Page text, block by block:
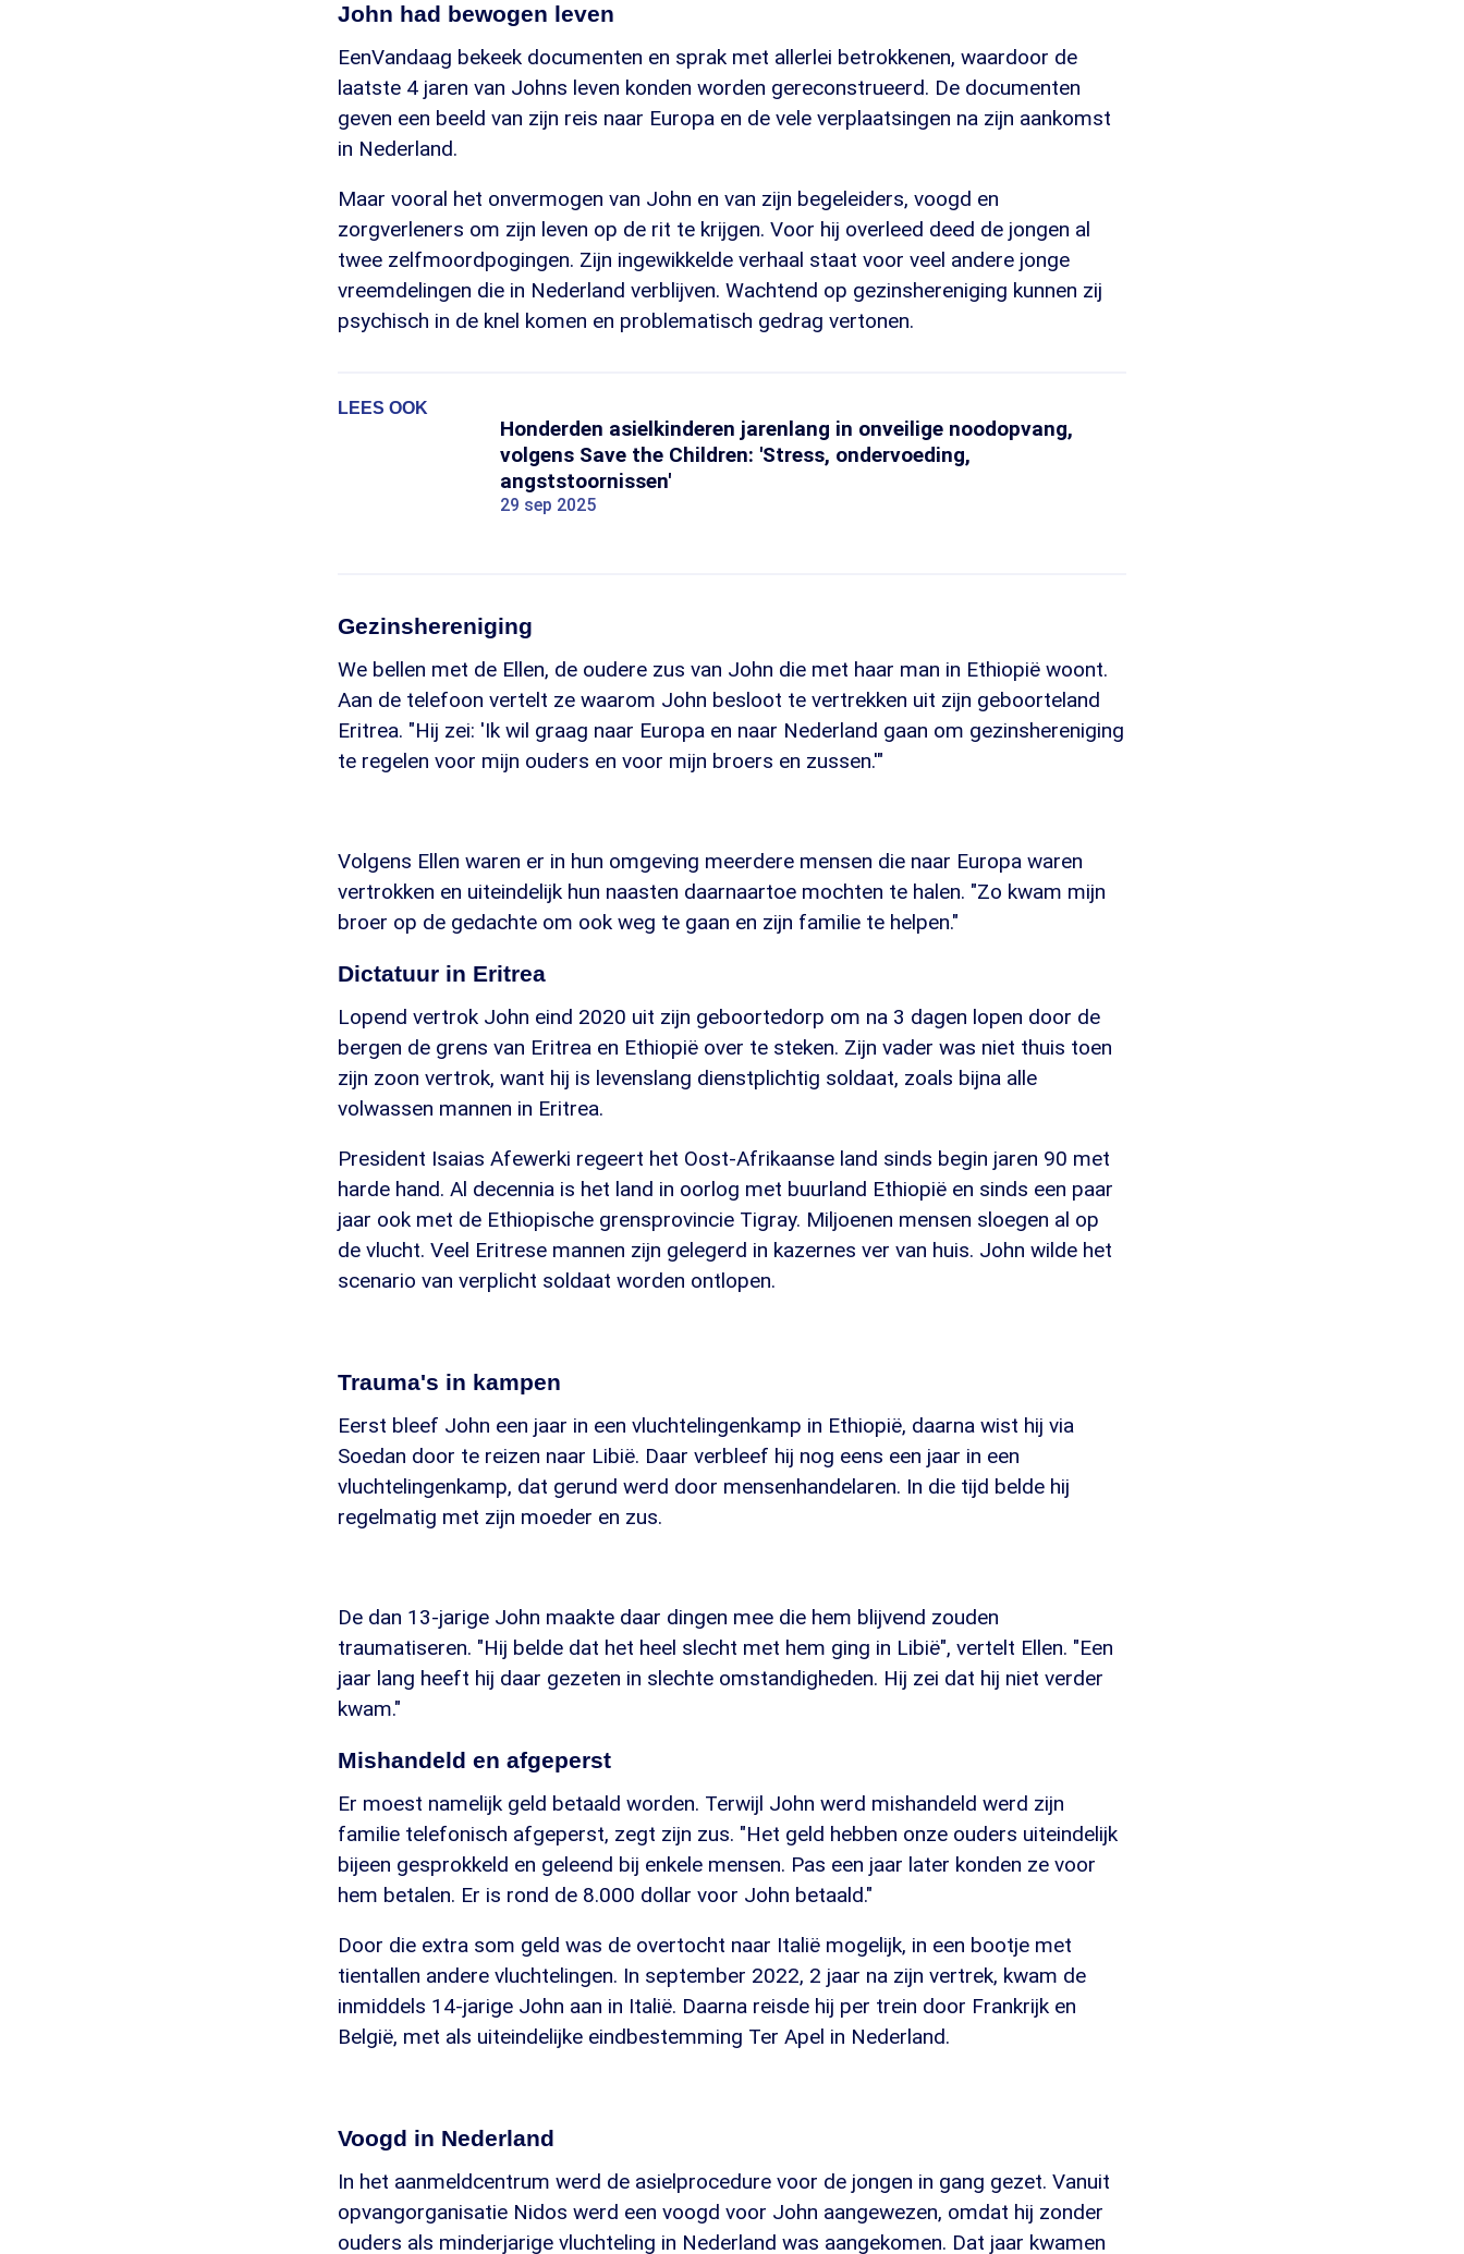
John had bewogen leven
EenVandaag bekeek documenten en sprak met allerlei betrokkenen, waardoor de
laatste 4 jaren van Johns leven konden worden gereconstrueerd. De documenten
geven een beeld van zijn reis naar Europa en de vele verplaatsingen na zijn aankomst
in Nederland.
Maar vooral het onvermogen van John en van zijn begeleiders, voogd en
zorgverleners om zijn leven op de rit te krijgen. Voor hij overleed deed de jongen al
twee zelfmoordpogingen. Zijn ingewikkelde verhaal staat voor veel andere jonge
vreemdelingen die in Nederland verblijven. Wachtend op gezinshereniging kunnen zij
psychisch in de knel komen en problematisch gedrag vertonen.
LEES OOK
Honderden asielkinderen jarenlang in onveilige noodopvang,
volgens Save the Children: 'Stress, ondervoeding,
angststoornissen'
29 sep 2025
Gezinshereniging
We bellen met de Ellen, de oudere zus van John die met haar man in Ethiopië woont.
Aan de telefoon vertelt ze waarom John besloot te vertrekken uit zijn geboorteland
Eritrea. "Hij zei: 'Ik wil graag naar Europa en naar Nederland gaan om gezinshereniging
te regelen voor mijn ouders en voor mijn broers en zussen.'"
Volgens Ellen waren er in hun omgeving meerdere mensen die naar Europa waren
vertrokken en uiteindelijk hun naasten daarnaartoe mochten te halen. "Zo kwam mijn
broer op de gedachte om ook weg te gaan en zijn familie te helpen."
Dictatuur in Eritrea
Lopend vertrok John eind 2020 uit zijn geboortedorp om na 3 dagen lopen door de
bergen de grens van Eritrea en Ethiopië over te steken. Zijn vader was niet thuis toen
zijn zoon vertrok, want hij is levenslang dienstplichtig soldaat, zoals bijna alle
volwassen mannen in Eritrea.
President Isaias Afewerki regeert het Oost-Afrikaanse land sinds begin jaren 90 met
harde hand. Al decennia is het land in oorlog met buurland Ethiopië en sinds een paar
jaar ook met de Ethiopische grensprovincie Tigray. Miljoenen mensen sloegen al op
de vlucht. Veel Eritrese mannen zijn gelegerd in kazernes ver van huis. John wilde het
scenario van verplicht soldaat worden ontlopen.
Trauma's in kampen
Eerst bleef John een jaar in een vluchtelingenkamp in Ethiopië, daarna wist hij via
Soedan door te reizen naar Libië. Daar verbleef hij nog eens een jaar in een
vluchtelingenkamp, dat gerund werd door mensenhandelaren. In die tijd belde hij
regelmatig met zijn moeder en zus.
De dan 13-jarige John maakte daar dingen mee die hem blijvend zouden
traumatiseren. "Hij belde dat het heel slecht met hem ging in Libië", vertelt Ellen. "Een
jaar lang heeft hij daar gezeten in slechte omstandigheden. Hij zei dat hij niet verder
kwam."
Mishandeld en afgeperst
Er moest namelijk geld betaald worden. Terwijl John werd mishandeld werd zijn
familie telefonisch afgeperst, zegt zijn zus. "Het geld hebben onze ouders uiteindelijk
bijeen gesprokkeld en geleend bij enkele mensen. Pas een jaar later konden ze voor
hem betalen. Er is rond de 8.000 dollar voor John betaald."
Door die extra som geld was de overtocht naar Italië mogelijk, in een bootje met
tientallen andere vluchtelingen. In september 2022, 2 jaar na zijn vertrek, kwam de
inmiddels 14-jarige John aan in Italië. Daarna reisde hij per trein door Frankrijk en
België, met als uiteindelijke eindbestemming Ter Apel in Nederland.
Voogd in Nederland
In het aanmeldcentrum werd de asielprocedure voor de jongen in gang gezet. Vanuit
opvangorganisatie Nidos werd een voogd voor John aangewezen, omdat hij zonder
ouders als minderjarige vluchteling in Nederland was aangekomen. Dat jaar kwamen